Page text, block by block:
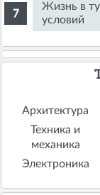
Жизнь в
условий
Архитектура
Техника и
механика
Электроника